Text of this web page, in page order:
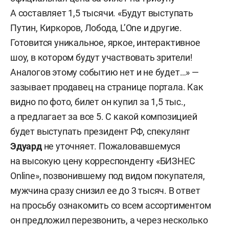
А составляет 1,5 тысячи. «Будут выступать
Путин, Киркоров, Лобода, L’One и другие.
Готовится уникальное, яркое, интерактивное
шоу, в котором будут участвовать зрители!
Аналогов этому событию нет и не будет…» —
зазывает продавец на странице портала. Как
видно по фото, билет он купил за 1,5 тыс.,
а предлагает за все 5. С какой композицией
будет выступать президент РФ, спекулянт
Эдуардне уточняет. Пожаловавшемуся
на высокую цену корреспонденту «БИЗНЕС
Online», позвонившему под видом покупателя,
мужчина сразу снизил ее до 3 тысяч. В ответ
на просьбу ознакомить со всем ассортиментом
он предложил перезвонить, а через несколько